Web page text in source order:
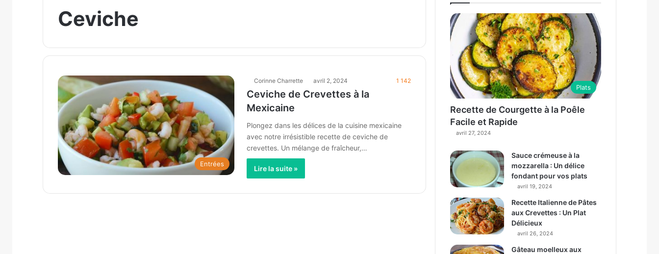
Ceviche
Entrées
Corinne Charrette avril 2, 2024 1 142
Ceviche de Crevettes à la
Mexicaine
Plongez dans les délices de la cuisine mexicaine
avec notre irrésistible recette de ceviche de
crevettes. Un mélange de fraîcheur,…
Lire la suite »
Plats
Recette de Courgette à la Poêle
Facile et Rapide
avril 27, 2024
Sauce crémeuse à la
mozzarella : Un délice
fondant pour vos plats
avril 19, 2024
Recette Italienne de Pâtes
aux Crevettes : Un Plat
Délicieux
avril 26, 2024
Gâteau moelleux aux